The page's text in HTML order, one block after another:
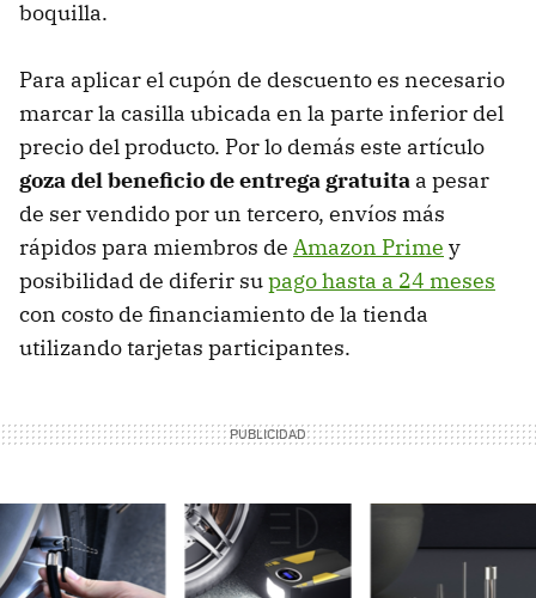
boquilla.
Para aplicar el cupón de descuento es necesario
marcar la casilla ubicada en la parte inferior del
precio del producto. Por lo demás este artículo
goza del beneficio de entrega gratuita a pesar
de ser vendido por un tercero, envíos más
rápidos para miembros de Amazon Prime y
posibilidad de diferir supago hasta a 24 meses
con costo de financiamiento de la tienda
utilizando tarjetas participantes.